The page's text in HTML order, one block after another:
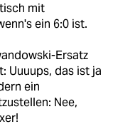
mit
ein 6:0 ist.
Ersatz
Uuuups, das ist ja
ein
Nee,